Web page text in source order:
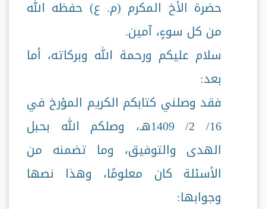
حضرة الأخ المكرم (م. ع) حفظه الله
من كل سوءٍ، آمين.
سلام عليكم ورحمة الله وبركاته، أما
بعد:
فقد وصلني كتابكم الكريم المؤرخ في
16/ 2/ 1409هـ، وصلكم الله بحبل
الهدى والتوفيق، وما تضمنه من
الأسئلة كان معلومًا، وهذا نصها
وجوابها: